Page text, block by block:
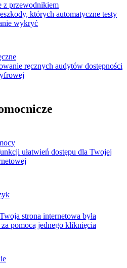
z przewodnikiem
których automatyczne testy
wykryć
ręcznych audytów dostępności
ułatwień dostępu dla Twojej
strona internetowa była
pomocą jednego kliknięcia